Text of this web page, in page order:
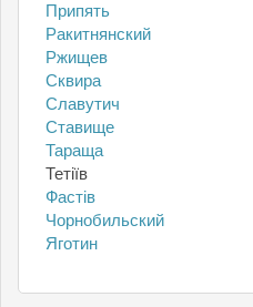
Припять
Ракитнянский
Ржищев
Сквира
Славутич
Ставище
Тараща
Тетіїв
Фастів
Чорнобильский
Яготин